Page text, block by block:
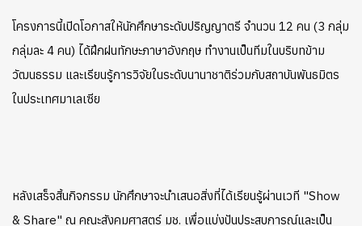
โครงการนี้เปิดโอกาสให้นักศึกษาระดับปริญญาตรี จำนวน 12 คน (3 กลุ่ม
กลุ่มละ 4 คน) ได้ฝึกฝนทักษะภาษาอังกฤษ ทำงานเป็นทีมในบริบทข้าม
วัฒนธรรม และเรียนรู้การวิจัยในระดับนานาชาติร่วมกับสถาบันพันธมิตร
ในประเทศมาเลเซีย
หลังเสร็จสิ้นกิจกรรม นักศึกษาจะนำเสนอสิ่งที่ได้เรียนรู้ผ่านเวที "Show
& Share" ณ คณะสังคมศาสตร์ มช. เพื่อแบ่งปันประสบการณ์และเป็น